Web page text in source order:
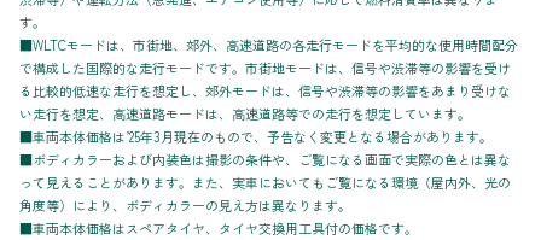
す。
■WLTCモードは、市街地、郊外、高速道路の各走行モードを平均的な使用時間配分
で構成した国際的な走行モードです。市街地モードは、信号や渋滞等の影響を受け
る比較的低速な走行を想定し、郊外モードは、信号や渋滞等の影響をあまり受けな
い走行を想定、高速道路モードは、高速道路等での走行を想定しています。
■車両本体価格は’25年3月現在のもので、予告なく変更となる場合があります。
■ボディカラーおよび内装色は撮影の条件や、ご覧になる画面で実際の色とは異な
って見えることがあります。また、実車においてもご覧になる環境（屋内外、光の
角度等）により、ボディカラーの見え方は異なります。
■車両本体価格はスペアタイヤ、タイヤ交換用工具付の価格です。